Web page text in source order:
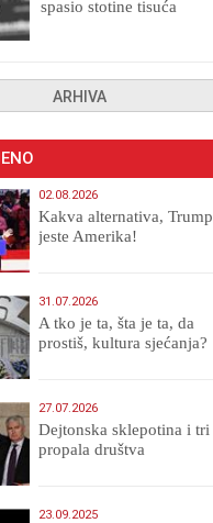
spasio stotine tisuća
ARHIVA
02.08.2026
Kakva alternativa, Trump
jeste Amerika!
31.07.2026
A tko je ta, šta je ta, da
prostiš, kultura sjećanja?
27.07.2026
Dejtonska sklepotina i tri
propala društva
23.09.2025